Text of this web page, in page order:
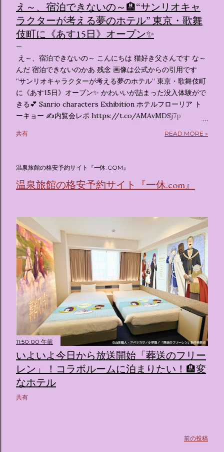
え～、宿泊できないの～🏨“サンリオキャ
ラクターが考える夢のホテル” 東京・歌舞
伎町に《あす15日》オープン✨️
え～、宿泊できないの～ こんにちは 猫好き父さんです な～
んだ 宿泊できないのかあ 残念 画像は公式からの引用です
“サンリオキャラクターが考える夢のホテル” 東京・歌舞伎町
に《あす15日》オープン✨️ かわいいが詰まった没入体験がで
きる💕 Sanrio characters Exhibition ホテルフローリア ト
ーキョー ✍️内覧会レポ https://t.co/AMAvMDSj7p
pic.twitter.com/sKx7uXeXHW — オリコンニュース
(@oricon) July 14, 2026 ホテルフローリア トーキョー
はなく、2026年7月15日から東京・新宿でスタートする サン
リオキャラクターズの体験型・没入型展示イベント の名称で
陸となります。 まるで本当にラグジュアリーホテルにチェッ
クインしてルームツアーを楽しむような、特別な空間が演出
されています。その魅力をいくつかのかたまりに分けてご紹
介します。 🔑 1. コンセプトは「サンリオキャラが考える夢
のホテル」 デジタルメディア技術で世界的に知られるクリエ
イティブプロダクション「d'strict」が手掛けており、五感を
刺激する美しいデジタルアートとストーリー性の高い全11の
テーマブースで構成されています。 チェックインからスター
ト ：ピンクを基調とした華やかなエントランスロビーでルー
ムキーを受け取り、まるでホテルに滞在するかのような没入
感を味わいながら進んでいきます。ロビーではお花をまとっ
たポムポムプリンが出迎えてくれます。 幻想的な共有スペー
ス ：きらめく光に満ちたガーデンや、美しいボールルーム
（舞踏会）、さらには本物の砂を使ったピンク色の美しいビ
ーチ（ポチャッコの隣に座れるエリア）など、写真映え間違
（テーマルーム）」 イベントの目玉となるのが、サンリオの
共有 READ MORE »
温泉旅館の格安予約サイト『一休.COM』
温泉旅館の格安予約サイト『一休.com』
11:50:00 午前
いよいよ今日から放送開始「葬送のフリー
レン」！コラボルームに泊まりたい！🏨変
なホテル
共有
前の投稿